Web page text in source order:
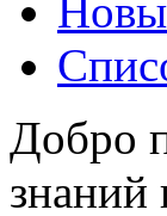
Добро
знаний